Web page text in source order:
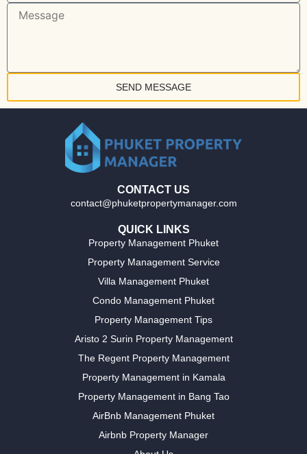
SEND MESSAGE
CONTACT US
contact@phuketpropertymanager.com
QUICK LINKS
Property Management Phuket
Property Management Service
Villa Management Phuket
Condo Management Phuket
Property Management Tips
Aristo 2 Surin Property Management
The Regent Property Management
Property Management in Kamala
Property Management in Bang Tao
AirBnb Management Phuket
Airbnb Property Manager